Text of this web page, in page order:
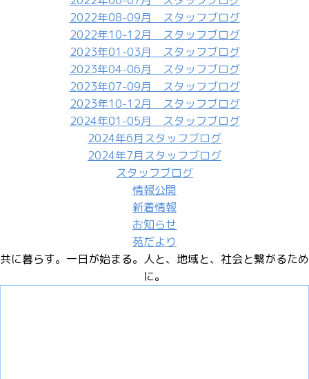
2022年08-09月 スタッフブログ
2022年10-12月 スタッフブログ
2023年01-03月 スタッフブログ
2023年04-06月 スタッフブログ
2023年07-09月 スタッフブログ
2023年10-12月 スタッフブログ
2024年01-05月 スタッフブログ
2024年6月スタッフブログ
2024年7月スタッフブログ
スタッフブログ
情報公開
新着情報
お知らせ
苑だより
共に暮らす。一日が始まる。 人と、地域と、社会と繋がるため
に。